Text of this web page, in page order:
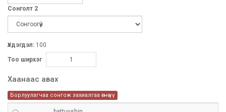
Сонголт 2
Үлдэгдэл: 100
Тоо ширхэг
Хаанаас авах
Борлуулагчаа сонгож захиалгаа өгнө үү